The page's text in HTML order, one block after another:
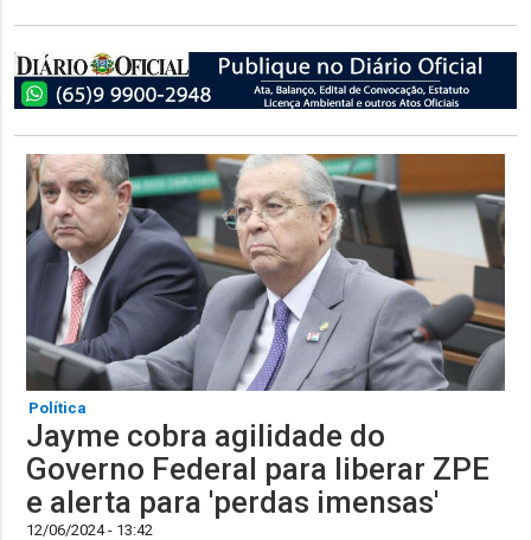
Política
Jayme cobra agilidade do
Governo Federal para liberar ZPE
e alerta para 'perdas imensas'
12/06/2024 - 13:42